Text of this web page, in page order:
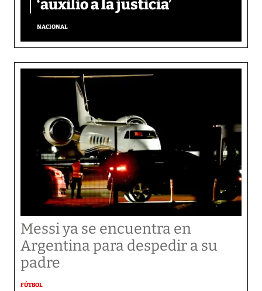
‘auxilio a la justicia’
NACIONAL
Messi ya se encuentra en
Argentina para despedir a su
padre
FÚTBOL